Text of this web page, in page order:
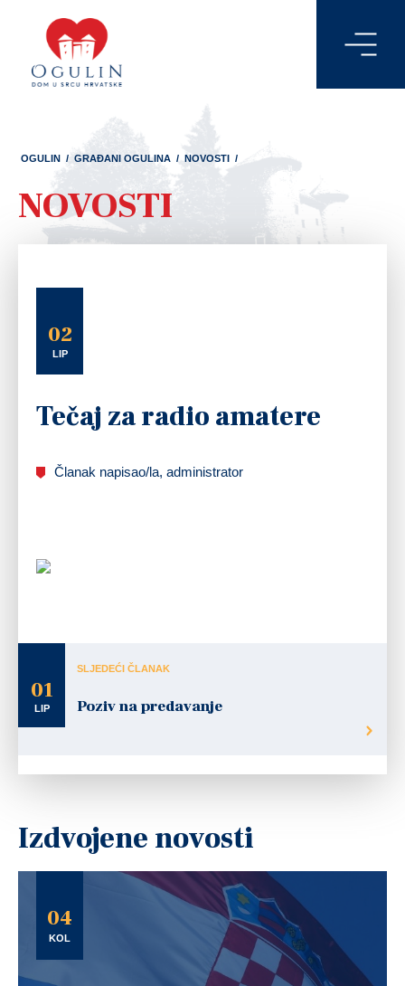
OGULIN / GRAĐANI OGULINA / NOVOSTI /
NOVOSTI
02
LIP
Tečaj za radio amatere
Članak napisao/la, administrator
01
LIP
SLJEDEĆI ČLANAK
Poziv na predavanje
Izdvojene novosti
04
KOL